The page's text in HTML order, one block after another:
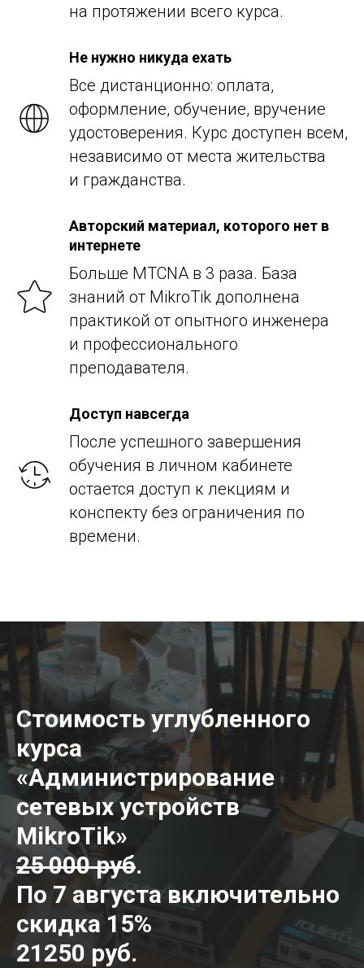
на протяжении всего курса.
Не нужно никуда ехать
Все дистанционно: оплата,
оформление, обучение, вручение
удостоверения. Курс доступен всем,
независимо от места жительства
и гражданства.
Авторский материал, которого нет в
интернете
Больше MTCNA в 3 раза. База
знаний от MikroTik дополнена
практикой от опытного инженера
и профессионального
преподавателя.
Доступ навсегда
После успешного завершения
обучения в личном кабинете
остается доступ к лекциям и
конспекту без ограничения по
времени.
Стоимость углубленного
курса
«Администрирование
сетевых устройств
MikroTik»
25 000 руб.
По 7 августа включительно
скидка 15%
21250 руб.